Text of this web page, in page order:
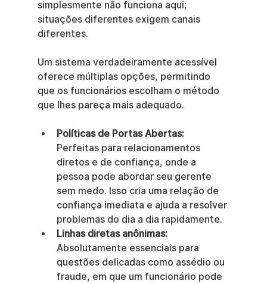
simplesmente não funciona aqui;
situações diferentes exigem canais
diferentes.
Um sistema verdadeiramente acessível
oferece múltiplas opções, permitindo
que os funcionários escolham o método
que lhes pareça mais adequado.
Políticas de Portas Abertas:
Perfeitas para relacionamentos
diretos e de confiança, onde a
pessoa pode abordar seu gerente
sem medo. Isso cria uma relação de
confiança imediata e ajuda a resolver
problemas do dia a dia rapidamente.
Linhas diretas anônimas:
Absolutamente essenciais para
questões delicadas como assédio ou
fraude, em que um funcionário pode